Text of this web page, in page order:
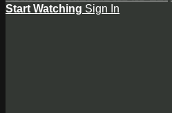
Start Watching Sign In